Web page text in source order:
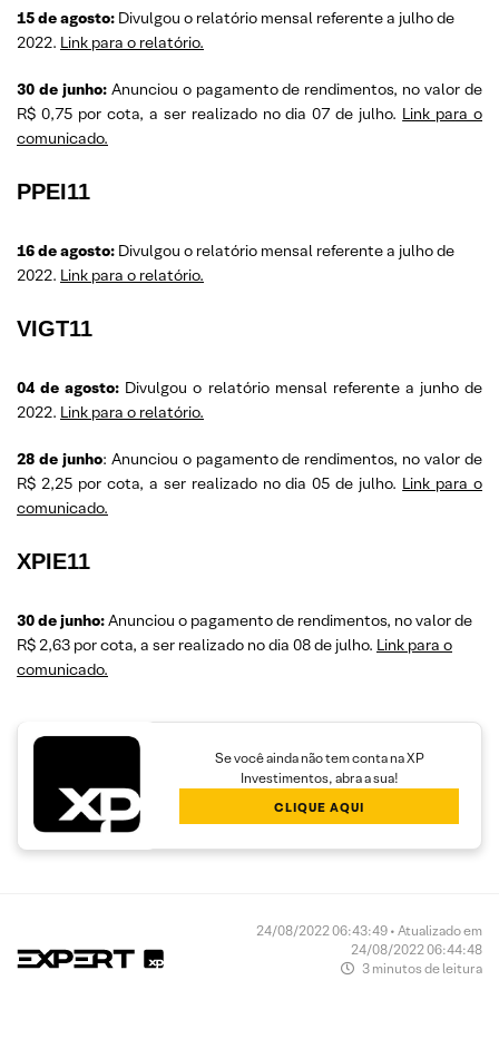
15 de agosto: Divulgou o relatório mensal referente a julho de
2022. Link para o relatório.
30 de junho:Anunciou o pagamento de rendimentos, no valor de
R$ 0,75 por cota, a ser realizado no dia 07 de julho. Link para o
comunicado.
PPEI11
16 de agosto: Divulgou o relatório mensal referente a julho de
2022. Link para o relatório.
VIGT11
04 de agosto: Divulgou o relatório mensal referente a junho de
2022. Link para o relatório.
28 de junho: Anunciou o pagamento de rendimentos, no valor de
R$ 2,25 por cota, a ser realizado no dia 05 de julho. Link para o
comunicado.
XPIE11
30 de junho:Anunciou o pagamento de rendimentos, no valor de
R$ 2,63 por cota, a ser realizado no dia 08 de julho. Link para o
comunicado.
Se você ainda não tem conta na XP
Investimentos, abra a sua!
CLIQUE AQUI
24/08/2022 06:43:49 • Atualizado em
24/08/2022 06:44:48
3 minutos de leitura